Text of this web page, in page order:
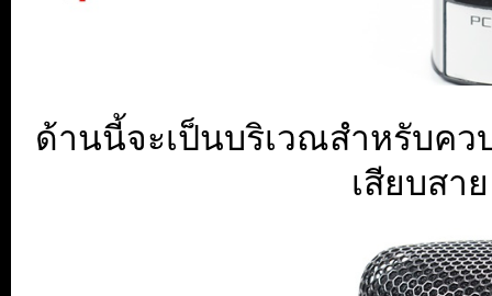
ด้านนี้จะเป็นบริเวณสำหรับค
เสียบสา